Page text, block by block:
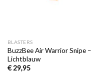
BLASTERS
BuzzBee Air Warrior Snipe –
Lichtblauw
€29,95